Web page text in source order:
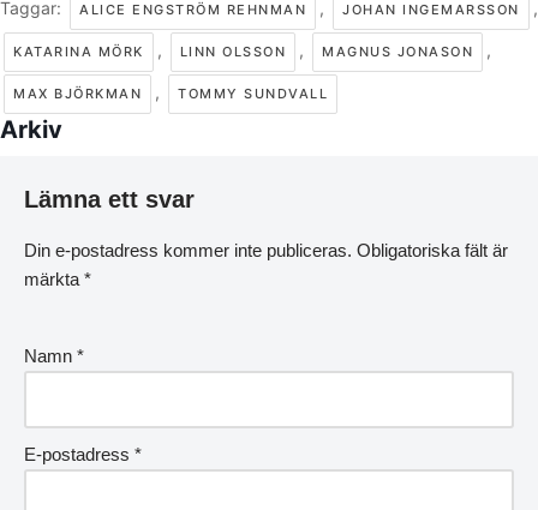
Taggar: ALICE ENGSTRÖM REHNMAN , JOHAN INGEMARSSON ,
KATARINA MÖRK , LINN OLSSON , MAGNUS JONASON ,
MAX BJÖRKMAN , TOMMY SUNDVALL
Arkiv
Lämna ett svar
Din e-postadress kommer inte publiceras. Obligatoriska fält är
märkta *
Namn *
E-postadress *